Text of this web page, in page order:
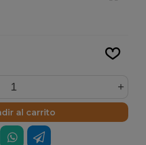
+
al carrito